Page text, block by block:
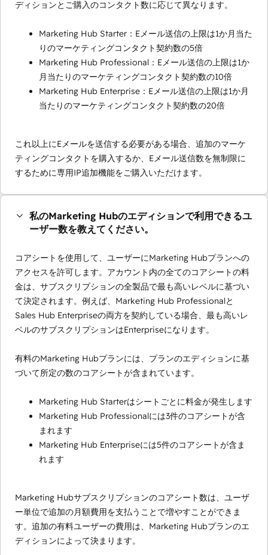
ディションとご購入のコンタクト数に応じて異なります。
Marketing Hub Starter：Eメール送信の上限は1か月当た
りのマーケティングコンタクト契約数の5倍
Marketing Hub Professional：Eメール送信の上限は1か
月当たりのマーケティングコンタクト契約数の10倍
Marketing Hub Enterprise：Eメール送信の上限は1か月
当たりのマーケティングコンタクト契約数の20倍
これ以上にEメールを送信する必要がある場合、追加のマーケ
ティングコンタクトを購入するか、Eメール送信数を無制限に
するために専用IP追加機能をご購入いただけます。
私のMarketing Hubのエディションで利用できるユ
ーザー数を教えてください。
コアシートを使用して、ユーザーにMarketing Hubプランへの
アクセスを許可します。アカウント内の全てのコアシートの料
金は、サブスクリプションの全製品で最も高いレベルに基づい
て決定されます。例えば、Marketing Hub Professionalと
Sales Hub Enterpriseの両方を契約している場合、最も高いレ
ベルのサブスクリプションはEnterpriseになります。
有料のMarketing Hubプランには、プランのエディションに基
づいて所定の数のコアシートが含まれています。
Marketing Hub Starterはシートごとに料金が発生します
Marketing Hub Professionalには3件のコアシートが含
まれます
Marketing Hub Enterpriseには5件のコアシートが含ま
れます
Marketing Hubサブスクリプションのコアシート数は、ユーザ
ー単位で追加の月額費用を支払うことで増やすことができま
す。追加の有料ユーザーの費用は、Marketing Hubプランのエ
ディションによって決まります。